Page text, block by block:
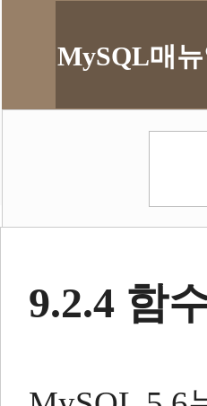
MySQL매뉴
9.2.4 함